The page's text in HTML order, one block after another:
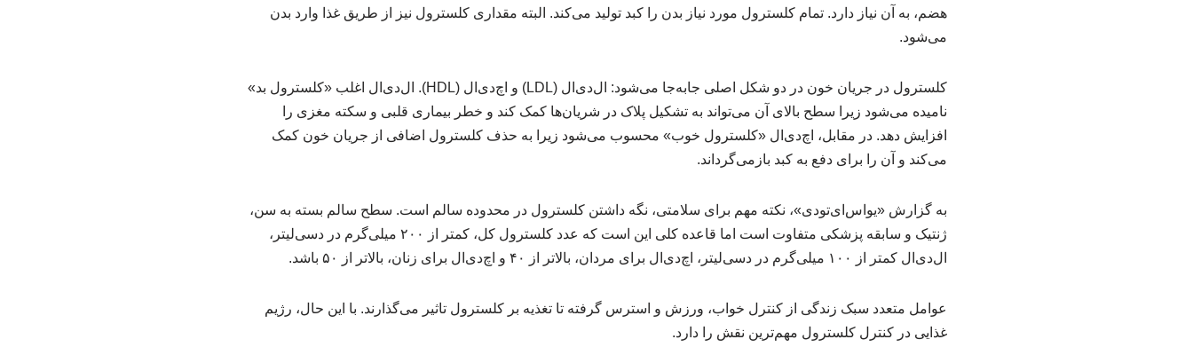
هضم، به آن نیاز دارد. تمام کلسترول مورد نیاز بدن را کبد تولید می‌کند. البته مقداری کلسترول نیز از طریق غذا وارد بدن
می‌شود.
کلسترول در جریان خون در دو شکل اصلی جابه‌جا می‌شود: ال‌دی‌ال (LDL) و اچ‌دی‌ال (HDL). ال‌دی‌ال اغلب «کلسترول بد»
نامیده می‌شود زیرا سطح بالای آن می‌تواند به تشکیل پلاک در شریان‌ها کمک کند و خطر بیماری قلبی و سکته مغزی را
افزایش دهد. در مقابل، اچ‌دی‌ال «کلسترول خوب» محسوب می‌شود زیرا به حذف کلسترول اضافی از جریان خون کمک
می‌کند و آن را برای دفع به کبد بازمی‌گرداند.
به‌ گزارش «یواس‌ای‌تودی»،‌ نکته مهم برای سلامتی، نگه داشتن کلسترول در محدوده سالم است. سطح سالم بسته به سن،
ژنتیک و سابقه پزشکی متفاوت است اما قاعده کلی این است که عدد کلسترول کل، کمتر از ۲۰۰ میلی‌گرم در دسی‌لیتر،
ال‌دی‌ال‌ کمتر از ۱۰۰ میلی‌گرم در دسی‌لیتر، اچ‌دی‌ال برای مردان، بالاتر از ۴۰ و اچ‌دی‌ال برای زنان، بالاتر از ۵۰ باشد.
عوامل متعدد سبک زندگی از کنترل خواب، ورزش و استرس گرفته تا تغذیه بر کلسترول تاثیر می‌گذارند. با این حال، رژیم
غذایی در کنترل کلسترول مهم‌ترین نقش را دارد.